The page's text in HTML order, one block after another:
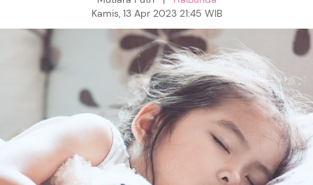
Kamis, 13 Apr 2023 21:45 WIB